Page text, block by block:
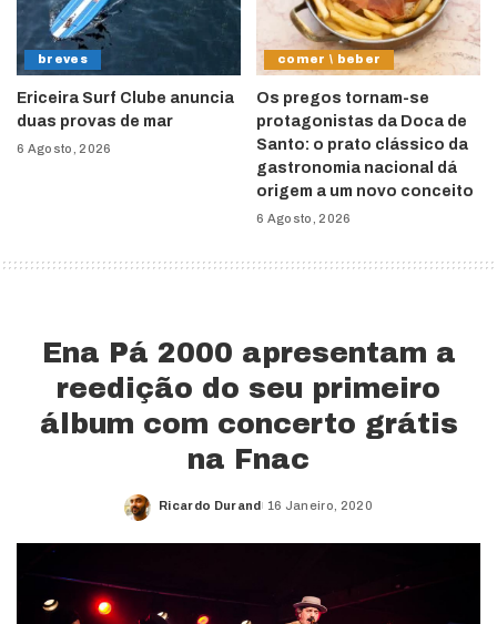
breves
Ericeira Surf Clube anuncia
duas provas de mar
6 Agosto, 2026
comer \ beber
Os pregos tornam-se
protagonistas da Doca de
Santo: o prato clássico da
gastronomia nacional dá
origem a um novo conceito
6 Agosto, 2026
Ena Pá 2000 apresentam a
reedição do seu primeiro
álbum com concerto grátis
na Fnac
Posted
Ricardo Durand 16 Janeiro, 2020